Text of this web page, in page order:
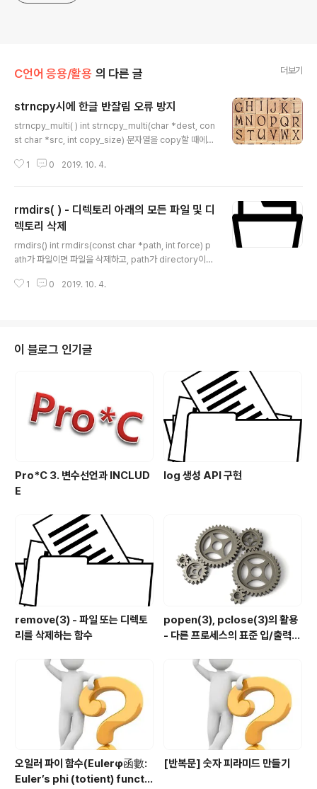
C언어 응용/활용 의 다른 글 더보기
strncpy시에 한글 반잘림 오류 방지
strncpy_multi( ) int strncpy_multi(char *dest, con
st char *src, int copy_size) 문자열을 copy할 때에
잘려서 데이터가 깨지는 문제가 발생합니다. 이를 방지하
수입니다. KSC5601 한글, CP949(또는 MS949, WIN
949) 데이터처럼 2바이트 한글을 사용하는 문자열에서
r (copy_size 보다 1이상 크게 메모리가 잡혀야 함.) src
- 원본 데이터. copy_size - 데이터를 복사할 size..
1 0 2019. 10. 4.
rmdirs( ) - 디렉토리 아래의 모든 파일 및 디
렉토리 삭제
rmdirs() int rmdirs(const char *path, int force) p
ath가 파일이면 파일을 삭제하고, path가 directory이면
NUX에서는 directory를 삭제하는 함수는 rmdir(2)이
해서 일일이 파일을 unlink(2)로 삭제하고 파일이 모두 지
워지면 디렉토리를 rmdir(2)로 삭제해야 합니다. 아래에
구현한 rmdirs 함수는 UNIX/LINUX 명령어인 rm -rf p
1 0 2019. 10. 4.
이 블로그 인기글
Pro*C 3. 변수선언과 INCLUD
E
log 생성 API 구현
remove(3) - 파일 또는 디렉토
리를 삭제하는 함수
popen(3), pclose(3)의 활용
- 다른 프로세스의 표준 입/출력
오일러 파이 함수(Eulerφ函數:
Euler’s phi (totient) functi
[반복문] 숫자 피라미드 만들기